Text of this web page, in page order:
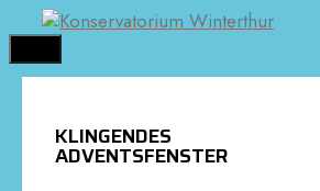
Springe
zum
Inhalt
KLINGENDES
ADVENTSFENSTER